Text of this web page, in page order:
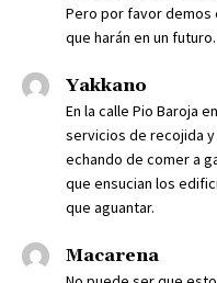
Pero por favor demos
que harán en un futuro.
Yakkano
En la calle Pio Baroja
servicios de recojida
echando de comer a
que ensucian los
que aguantar.
Macarena